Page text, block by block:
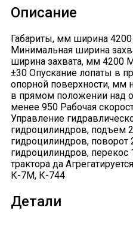
Описание
Габариты, мм ширина
Минимальная ширина
ширина захвата, мм 4200
±30 Опускание лопаты в
опорной поверхности, мм
в прямом положении над
менее 950 Рабочая
Управление
гидроцилиндров, подъем
гидроцилиндров, поворот
гидроцилиндров,
трактора да
К-7М, К-744
Детали